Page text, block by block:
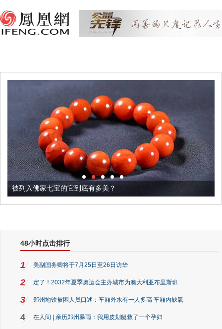
被列入佛家七宝的它到底有多美？
48小时点击排行
1 美副国务卿将于7月25日至26日访华
2 定了！2032年夏季奥运会主办城市为澳大利亚布里斯班
3 郑州地铁被困人员口述：车厢外水有一人多高 车厢内缺氧
4 在人间 | 亲历郑州暴雨：我用皮划艇救了一个孕妇